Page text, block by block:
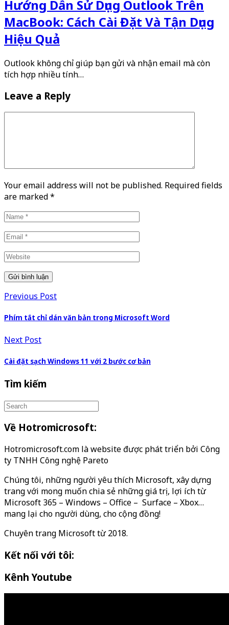
Hướng Dẫn Sử Dụng Outlook Trên
MacBook: Cách Cài Đặt Và Tận Dụng
Hiệu Quả
Outlook không chỉ giúp bạn gửi và nhận email mà còn
tích hợp nhiều tính…
Leave a Reply
Your email address will not be published. Required fields
are marked*
Previous Post
Phím tắt chỉ dán văn bản trong Microsoft Word
Next Post
Cài đặt sạch Windows 11 với 2 bước cơ bản
Tìm kiếm
Về Hotromicrosoft:
Hotromicrosoft.com là website được phát triển bởi Công
ty TNHH Công nghệ Pareto
Chúng tôi, những người yêu thích Microsoft, xây dựng
trang với mong muốn chia sẻ những giá trị, lợi ích từ
Microsoft 365 – Windows – Office – Surface – Xbox…
mang lại cho người dùng, cho cộng đồng!
Chuyên trang Microsoft từ 2018.
Kết nối với tôi:
Kênh Youtube